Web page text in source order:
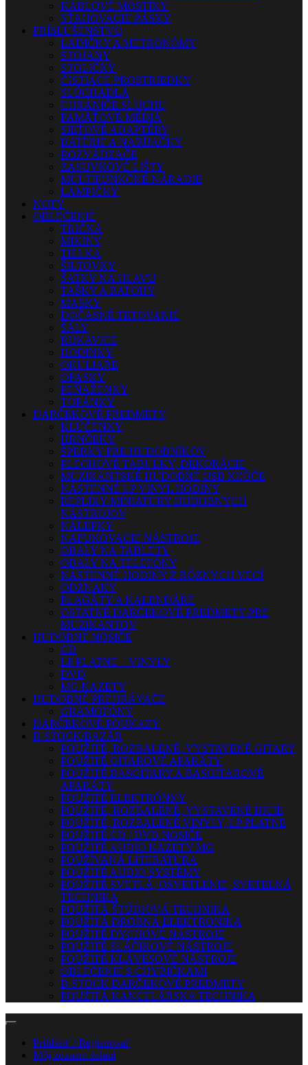
KÁBLOVÉ MOSTÍKY
SŤAHOVACIE PÁSKY
PRÍSLUŠENSTVO
LADIČKY A METRONÓMY
STOJANY
STOLIČKY
ČISTIACE PROSTRIEDKY
SLÚCHADLÁ
CHRÁNIČE SLUCHU
PAMÄŤOVÉ MÉDIÁ
SIEŤOVÉ ADAPTÉRY
BATÉRIE A NABÍJAČKY
ROZVÁDZAČE
ZÁSUVKOVÉ LIŠTY
MULTIFUNKČNÉ NÁRADIE
LAMPIČKY
NOTY
OBLEČENIE
TRIČKÁ
MIKINY
TIELKA
ŠILTOVKY
ŠATKY NA HLAVU
TAŠKY A BATOHY
MASKY
DOČASNÉ TETOVANIE
ŠÁLY
RUKAVICE
HODINKY
OKULIARE
OPASKY
PEŇAŽENKY
TOPÁNKY
DARČEKOVÉ PREDMETY
KĽÚČENKY
HRNČEKY
ŠPERKY PRE HUDOBNÍKOV
PLECHOVÉ TABUĽKY, DEKORÁCIE
MUZIKANTSKÉ HUDOBNÉ USB KĽÚČE
NÁSTENNÉ LP VINYL HODINY
REPLIKY-MINIATÚRY HUDOBNÝCH
NÁSTROJOV
NÁLEPKY
NAFUKOVACIE NÁSTROJE
OBALY NA TABLETY
OBALY NA TELEFÓNY
NÁSTENNÉ HODINY Z RÔZNYCH VECÍ
ODZNAKY
PLAGÁTY A KALENDÁRE
OSTATNÉ DARČEKOVÉ PREDMETY PRE
MUZIKANTOV
HUDOBNÉ NOSIČE
CD
LP PLATNE – VINYLY
DVD
MG KAZETY
HUDOBNÉ PREHRÁVAČE
GRAMOFÓNY
DARČEKOVÉ POUKAZY
B-STOCK/BAZÁR
POUŽITÉ, ROZBALENÉ, VYSTAVENÉ GITARY
POUŽITÉ GITAROVÉ APARÁTY
POUŽITÉ BASGITARY A BASGITAROVÉ
APARÁTY
POUŽITÉ ELEKTRÓNKY
POUŽITÉ, ROZBALENÉ, VYSTAVENÉ BICIE
POUŽITÉ, ROZBALENÉ VINYLY, LP PLATNE
POUŽITÉ CD / DVD NOSIČE
POUŽITÉ AUDIO KAZETY MG
POUŽÍVANÁ LITERATÚRA
POUŽITÉ AUDIO SYSTÉMY
POUŽITÉ SVETLÁ, OSVETLENIE, SVETELNÁ
TECHNIKA
POUŽITÁ ŠTÚDIOVÁ TECHNIKA
POUŽITÁ DROBNÁ ELEKTRONIKA
POUŽITÉ DYCHOVÉ NÁSTROJE
POUŽITÉ SLÁČIKOVÉ NÁSTROJE
POUŽITÉ KLÁVESOVÉ NÁSTROJE
OBLEČENIE S CHYBIČKAMI
B-STOCK DARČEKOVÉ PREDMETY
POUŽITÁ KANCELÁRSKA TECHNIKA
Prihlásiť / Registrovať
Môj zoznam želaní